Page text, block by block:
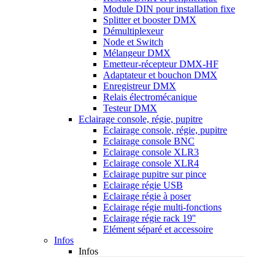
Module DIN pour installation fixe
Splitter et booster DMX
Démultiplexeur
Node et Switch
Mélangeur DMX
Emetteur-récepteur DMX-HF
Adaptateur et bouchon DMX
Enregistreur DMX
Relais électromécanique
Testeur DMX
Eclairage console, régie, pupitre
Eclairage console, régie, pupitre
Eclairage console BNC
Eclairage console XLR3
Eclairage console XLR4
Eclairage pupitre sur pince
Eclairage régie USB
Eclairage régie à poser
Eclairage régie multi-fonctions
Eclairage régie rack 19''
Elément séparé et accessoire
Infos
Infos